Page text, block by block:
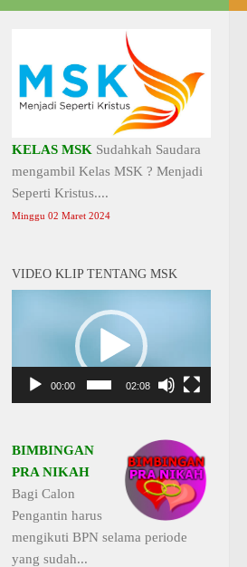
KELAS MSK Sudahkah Saudara
mengambil Kelas MSK ? Menjadi
Seperti Kristus....
Minggu 02 Maret 2024
VIDEO KLIP TENTANG MSK
00:00 02:08
BIMBINGAN
PRA NIKAH
Bagi Calon
Pengantin harus
mengikuti BPN selama periode
yang sudah...